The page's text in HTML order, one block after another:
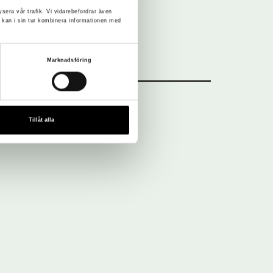
vår trafik. Vi vidarebefordrar även
i sin tur kombinera informationen med
Marknadsföring
Tillåt alla